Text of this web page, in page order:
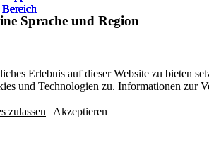
Sprache und Region
Erlebnis auf dieser Website zu bieten
und Technologien zu. Informationen zur
zulassen Akzeptieren
Bereich
Bereich
Bereich
Bereich
Bereich
Bereich